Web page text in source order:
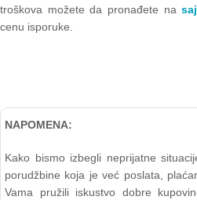
troškova možete da pronađete na
cenu isporuke.
NAPOMENA:
Kako bismo izbegli neprijatne
porudžbine koja je već poslata,
Vama pružili iskustvo dobre